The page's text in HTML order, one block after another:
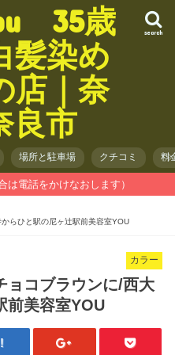
35歳
髪染め
店｜奈
良市
search
場所と駐車場 クチコミ 料
は電話をかけなおします）
らひと駅の尼ヶ辻駅前美容室YOU
カラー
ョコブラウンに/西大
前美容室YOU